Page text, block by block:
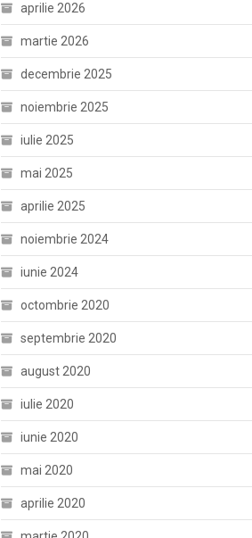
aprilie 2026
martie 2026
decembrie 2025
noiembrie 2025
iulie 2025
mai 2025
aprilie 2025
noiembrie 2024
iunie 2024
octombrie 2020
septembrie 2020
august 2020
iulie 2020
iunie 2020
mai 2020
aprilie 2020